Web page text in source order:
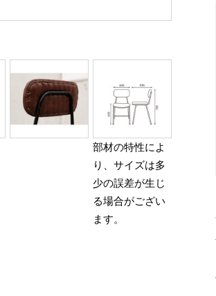
部材の特性によ
り、サイズは多
少の誤差が生じ
る場合がござい
ます。